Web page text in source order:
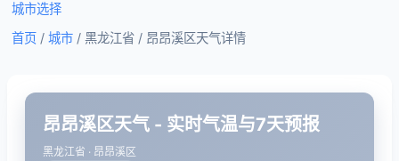
城市选择
首页 / 城市 / 黑龙江省 / 昂昂溪区天气详情
昂昂溪区天气 - 实时气温与7天预报
黑龙江省 · 昂昂溪区